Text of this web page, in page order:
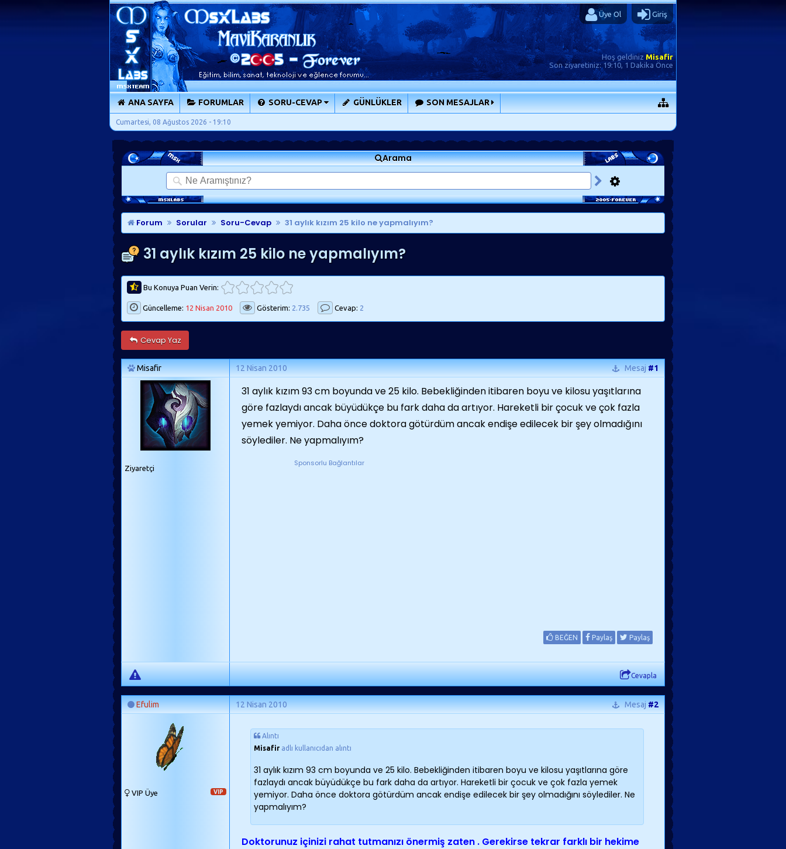
Üye Ol Giriş
Hoş geldiniz Misafir
Son ziyaretiniz:19:10, 1 Dakika Önce
ANA SAYFA FORUMLAR SORU-CEVAP GÜNLÜKLER SON MESAJLAR
Cumartesi, 08 Ağustos 2026 - 19:10
Arama
Forum Sorular Soru-Cevap 31 aylık kızım 25 kilo ne yapmalıyım?
31 aylık kızım 25 kilo ne yapmalıyım?
Bu Konuya Puan Verin:
Güncelleme: 12 Nisan 2010 Gösterim: 2.735 Cevap: 2
Cevap Yaz
Misafir 12 Nisan 2010 Mesaj#1
Ziyaretçi
31 aylık kızım 93 cm boyunda ve 25 kilo. Bebekliğinden itibaren boyu ve kilosu yaşıtlarına
göre fazlaydı ancak büyüdükçe bu fark daha da artıyor. Hareketli bir çocuk ve çok fazla
yemek yemiyor. Daha önce doktora götürdüm ancak endişe edilecek bir şey olmadığını
söylediler. Ne yapmalıyım?
Sponsorlu Bağlantılar
BEĞEN Paylaş Paylaş
Cevapla
Efulim 12 Nisan 2010 Mesaj#2
VIP
VIP Üye
Alıntı
Misafir adlı kullanıcıdan alıntı
31 aylık kızım 93 cm boyunda ve 25 kilo. Bebekliğinden itibaren boyu ve kilosu yaşıtlarına göre
fazlaydı ancak büyüdükçe bu fark daha da artıyor. Hareketli bir çocuk ve çok fazla yemek
yemiyor. Daha önce doktora götürdüm ancak endişe edilecek bir şey olmadığını söylediler. Ne
yapmalıyım?
Doktorunuz içinizi rahat tutmanızı önermiş zaten . Gerekirse tekrar farklı bir hekime